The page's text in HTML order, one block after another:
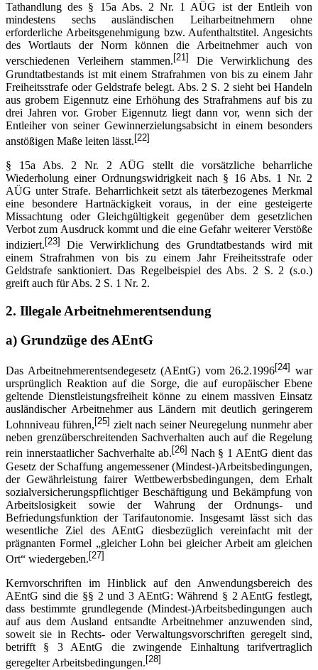
Tathandlung des § 15a Abs. 2 Nr. 1 AÜG ist der Entleih von
mindestens sechs ausländischen Leiharbeitnehmern ohne
erforderliche Arbeitsgenehmigung bzw. Aufenthaltstitel. Angesichts
des Wortlauts der Norm können die Arbeitnehmer auch von
verschiedenen Verleihern stammen. [21]
Die Verwirklichung des
Grundtatbestands ist mit einem Strafrahmen von bis zu einem Jahr
Freiheitsstrafe oder Geldstrafe belegt. Abs. 2 S. 2 sieht bei Handeln
aus grobem Eigennutz eine Erhöhung des Strafrahmens auf bis zu
drei Jahren vor. Grober Eigennutz liegt dann vor, wenn sich der
Entleiher von seiner Gewinnerzielungsabsicht in einem besonders
anstößigen Maße leiten lässt.[22]
§ 15a Abs. 2 Nr. 2 AÜG stellt die vorsätzliche beharrliche
Wiederholung einer Ordnungswidrigkeit nach § 16 Abs. 1 Nr. 2
AÜG unter Strafe. Beharrlichkeit setzt als täterbezogenes Merkmal
eine besondere Hartnäckigkeit voraus, in der eine gesteigerte
Missachtung oder Gleichgültigkeit gegenüber dem gesetzlichen
Verbot zum Ausdruck kommt und die eine Gefahr weiterer Verstöße
indiziert. [23]
Die Verwirklichung des Grundtatbestands wird mit
einem Strafrahmen von bis zu einem Jahr Freiheitsstrafe oder
Geldstrafe sanktioniert. Das Regelbeispiel des Abs. 2 S. 2 (s.o.)
greift auch für Abs. 2 S. 1 Nr. 2.
2. Illegale Arbeitnehmerentsendung
a) Grundzüge des AEntG
Das Arbeitnehmerentsendegesetz (AEntG) vom 26.2.1996[24] war
ursprünglich Reaktion auf die Sorge, die auf europäischer Ebene
geltende Dienstleistungsfreiheit könne zu einem massiven Einsatz
ausländischer Arbeitnehmer aus Ländern mit deutlich geringerem
Lohnniveau führen, [25] zielt nach seiner Neuregelung nunmehr aber
neben grenzüberschreitenden Sachverhalten auch auf die Regelung
rein innerstaatlicher Sachverhalte ab. [26] Nach § 1 AEntG dient das
Gesetz der Schaffung angemessener (Mindest-)Arbeitsbedingungen,
der Gewährleistung fairer Wettbewerbsbedingungen, dem Erhalt
sozialversicherungspflichtiger Beschäftigung und Bekämpfung von
Arbeitslosigkeit sowie der Wahrung der Ordnungs- und
Befriedungsfunktion der Tarifautonomie. Insgesamt lässt sich das
wesentliche Ziel des AEntG diesbezüglich vereinfacht mit der
prägnanten Formel „gleicher Lohn bei gleicher Arbeit am gleichen
Ort“ wiedergeben.[27]
Kernvorschriften im Hinblick auf den Anwendungsbereich des
AEntG sind die §§ 2 und 3 AEntG: Während § 2 AEntG festlegt,
dass bestimmte grundlegende (Mindest-)Arbeitsbedingungen auch
auf aus dem Ausland entsandte Arbeitnehmer anzuwenden sind,
soweit sie in Rechts- oder Verwaltungsvorschriften geregelt sind,
betrifft § 3 AEntG die zwingende Einhaltung tarifvertraglich
geregelter Arbeitsbedingungen. [28]